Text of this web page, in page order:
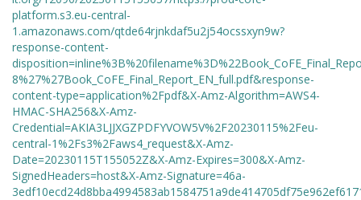
platform.s3.eu-central-
1.amazonaws.com/qtde64rjnkdaf5u2j54ocssxyn9w?
response-content-
8%27%27Book_CoFE_Final_Report_EN_full.pdf&response-
content-type=application%2Fpdf&X-Amz-Algorithm=AWS4-
HMAC-SHA256&X-Amz-
Credential=AKIA3LJJXGZPDFYVOW5V%2F20230115%2Feu-
central-1%2Fs3%2Faws4_request&X-Amz-
Date=20230115T155052Z&X-Amz-Expires=300&X-Amz-
SignedHeaders=host&X-Amz-Signature=46a-